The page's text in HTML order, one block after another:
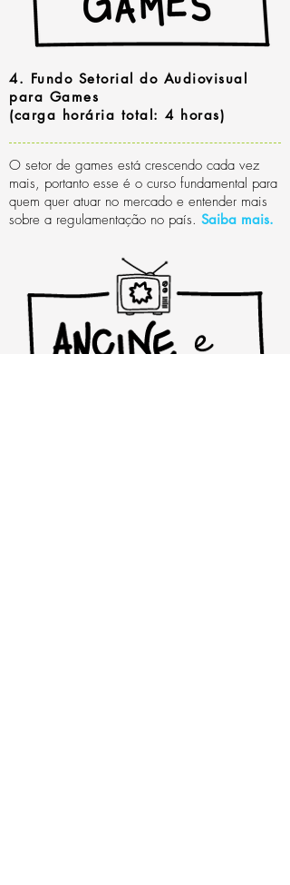
4. Fundo Setorial do Audiovisual
para Games
(carga horária total: 4 horas)
O setor de games está crescendo cada vez
mais, portanto esse é o curso fundamental para
quem quer atuar no mercado e entender mais
sobre a regulamentação no país. Saiba mais.